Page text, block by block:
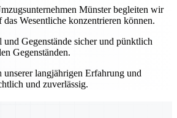
Münster begleiten wir
Wesentliche konzentrieren können.
Gegenstände sicher und pünktlich
Gegenständen.
langjährigen Erfahrung und
und zuverlässig.